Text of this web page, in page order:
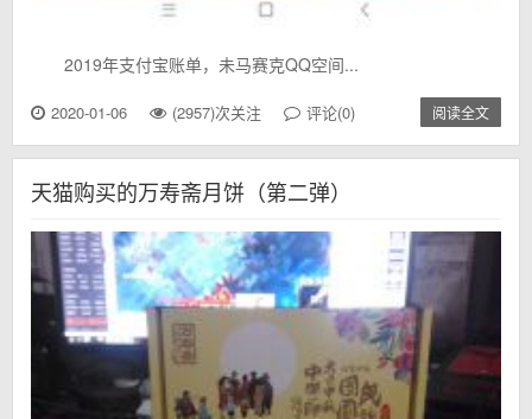
2019年支付宝账单，未马赛克QQ空间...
2020-01-06 (2957)次关注 评论(0) 阅读全文
天猫购买的万寿斋月饼（第二弹）